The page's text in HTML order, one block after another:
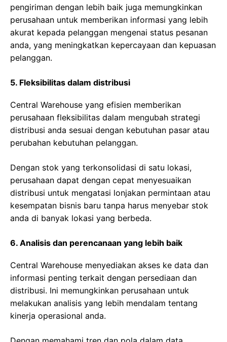
pengiriman dengan lebih baik juga memungkinkan
perusahaan untuk memberikan informasi yang lebih
akurat kepada pelanggan mengenai status pesanan
anda, yang meningkatkan kepercayaan dan kepuasan
pelanggan.
5. Fleksibilitas dalam distribusi
Central Warehouse yang efisien memberikan
perusahaan fleksibilitas dalam mengubah strategi
distribusi anda sesuai dengan kebutuhan pasar atau
perubahan kebutuhan pelanggan.
Dengan stok yang terkonsolidasi di satu lokasi,
perusahaan dapat dengan cepat menyesuaikan
distribusi untuk mengatasi lonjakan permintaan atau
kesempatan bisnis baru tanpa harus menyebar stok
anda di banyak lokasi yang berbeda.
6. Analisis dan perencanaan yang lebih baik
Central Warehouse menyediakan akses ke data dan
informasi penting terkait dengan persediaan dan
distribusi. Ini memungkinkan perusahaan untuk
melakukan analisis yang lebih mendalam tentang
kinerja operasional anda.